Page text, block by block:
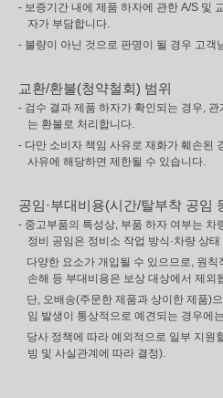
- 보증기간 내에 제품 하자에 관한 A/S 및
자가 부담합니다.
- 불량이 아닌 것으로 판명이 될 경우 고객
교환/환불(청약철회) 범위
- 검수 결과 제품 하자가 확인되는 경우,
는 환불로 처리합니다.
- 다만 소비자 책임 사유로 재화가 훼손된
사유에 해당하면 제한될 수 있습니다.
공임·부대비용(시간/탈부착 공임
- 중고부품의 특성상, 부품 하자 여부는 차
정비 공임은 정비소 작업 방식·차량 상태
다양한 요소가 개입될 수 있으므로, 원칙
손해 등 부대비용은 보상 대상에서 제외
단, 오배송(주문한 제품과 상이한 제품)
임 발생이 통상적으로 예견되는 경우에
당사 정책에 따라 예외적으로 일부 지원
빙 및 사실관계에 따라 결정).